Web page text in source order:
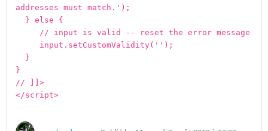
addresses must match.');
} else {
// input is valid -- reset the error message
input.setCustomValidity('');
}
}
// ]]>
</script>